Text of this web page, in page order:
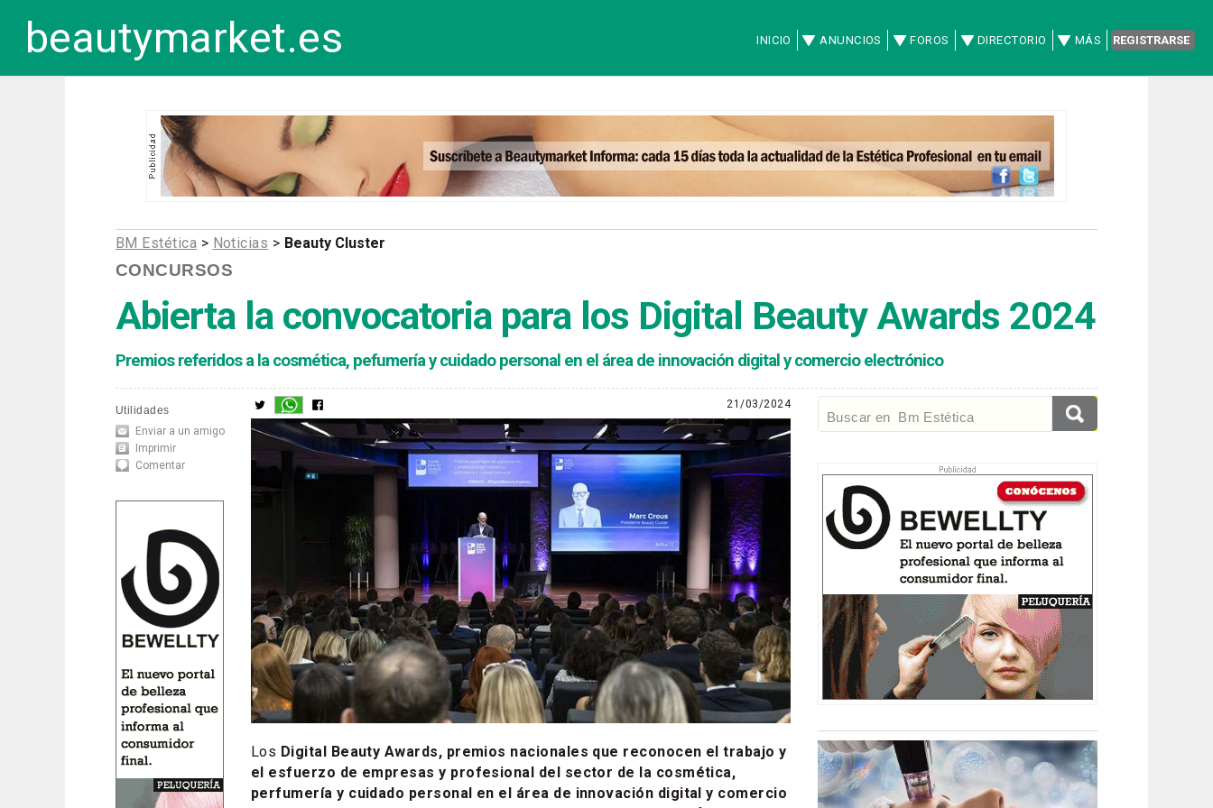
beautymarket.es INICIO ANUNCIOS FOROS DIRECTORIO MÁS REGISTRARSE
BM Estética > Noticias > Beauty Cluster
CONCURSOS
Abierta la convocatoria para los Digital Beauty Awards 2024
Premios referidos a la cosmética, pefumería y cuidado personal en el área de innovación digital y comercio electrónico
Utilidades
Enviar a un amigo
Imprimir
Comentar
21/03/2024
Los Digital Beauty Awards, premios nacionales que reconocen el trabajo y
el esfuerzo de empresas y profesional del sector de la cosmética,
perfumería y cuidado personal en el área de innovación digital y comercio